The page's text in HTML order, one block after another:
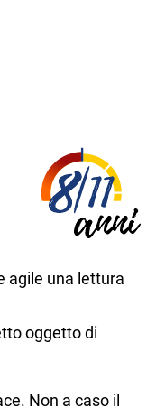
agile una lettura
oggetto di
Non a caso il